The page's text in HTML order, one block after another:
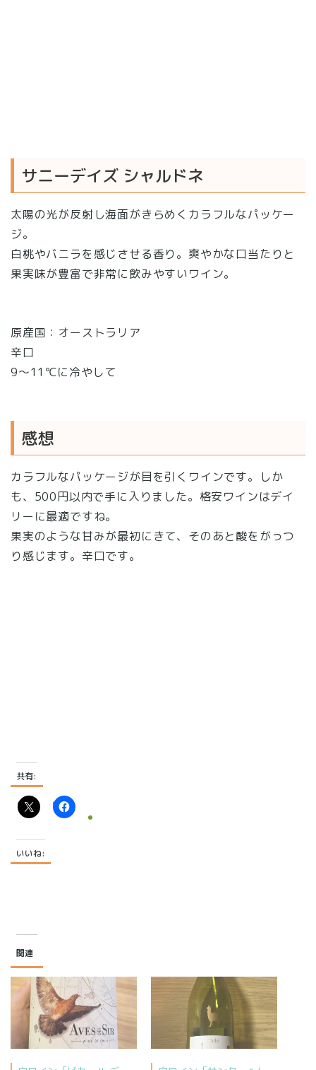
サニーデイズ シャルドネ
太陽の光が反射し海面がきらめくカラフルなパッケー
ジ。
白桃やバニラを感じさせる香り。爽やかな口当たりと
果実味が豊富で非常に飲みやすいワイン。
原産国：オーストラリア
辛口
9〜11℃に冷やして
感想
カラフルなパッケージが目を引くワインです。しか
も、500円以内で手に入りました。格安ワインはデイ
リーに最適ですね。
果実のような甘みが最初にきて、そのあと酸をがっつ
り感じます。辛口です。
共有:
いいね:
関連